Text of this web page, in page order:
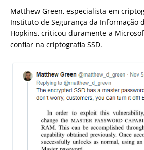
Matthew Green, especialista em
Instituto de Segurança da Informação
Hopkins, criticou duramente a
confiar na criptografia SSD.